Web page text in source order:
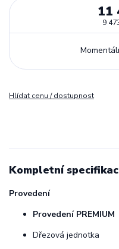
11
9
Hlídat cenu / dostupnost
Kompletní
Provedení
Provedení PREMIUM
Dřezová jednotka